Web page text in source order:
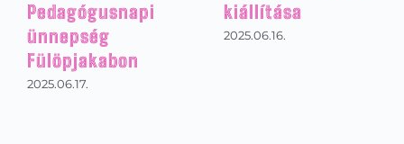
verseny
2025.12.23.
2025.12.08.